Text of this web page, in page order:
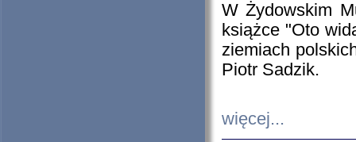
W Żydowskim
książce "Oto
ziemiach
Piotr Sadzik.
więcej...